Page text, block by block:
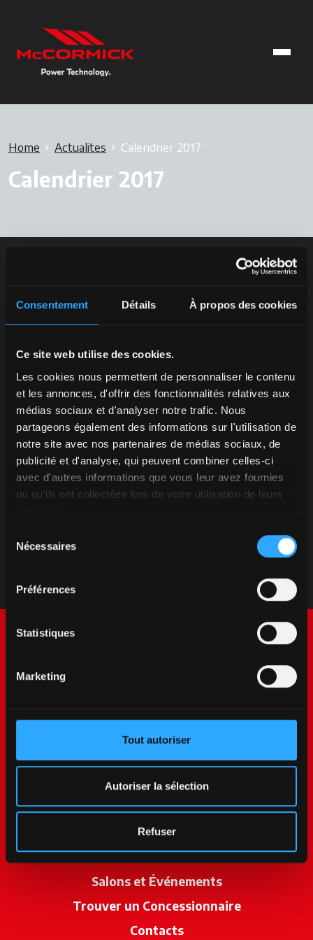
Consentement Détails À propos des cookies
Ce site web utilise des cookies.
Les cookies nous permettent de personnaliser le contenu
et les annonces, d'offrir des fonctionnalités relatives aux
médias sociaux et d'analyser notre trafic. Nous
partageons également des informations sur l'utilisation de
notre site avec nos partenaires de médias sociaux, de
publicité et d'analyse, qui peuvent combiner celles-ci
avec d'autres informations que vous leur avez fournies
ou qu'ils ont collectées lors de votre utilisation de leurs
Nécessaires
Préférences
Statistiques
Marketing
Tout autoriser
Autoriser la sélection
Refuser
Home Actualites Calendrier 2017
Calendrier 2017
Produits
Services
Promotions
Actualités
Salons et Événements
Trouver un Concessionnaires’ouvre
Contacts